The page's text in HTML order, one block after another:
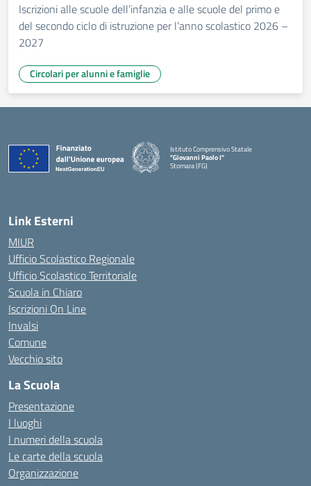
Iscrizioni alle scuole dell’infanzia e alle scuole del primo e
del secondo ciclo di istruzione per l’anno scolastico 2026 –
2027
Circolari per alunni e famiglie
Istituto Comprensivo Statale
"Giovanni Paolo I"
Stornara (FG)
Link Esterni
MIUR
Ufficio Scolastico Regionale
Ufficio Scolastico Territoriale
Scuola in Chiaro
Iscrizioni On Line
Invalsi
Comune
Vecchio sito
La Scuola
Presentazione
I luoghi
I numeri della scuola
Le carte della scuola
Organizzazione